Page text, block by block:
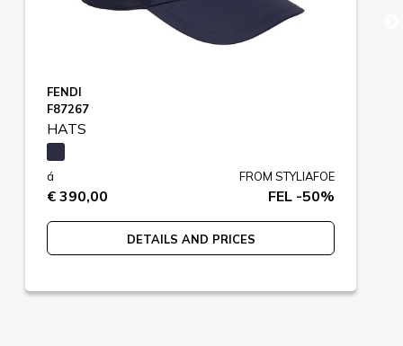
FENDI
F87267
HATS
á
€ 390,00
FROM STYLIAFOE
FEL -50%
DETAILS AND PRICES